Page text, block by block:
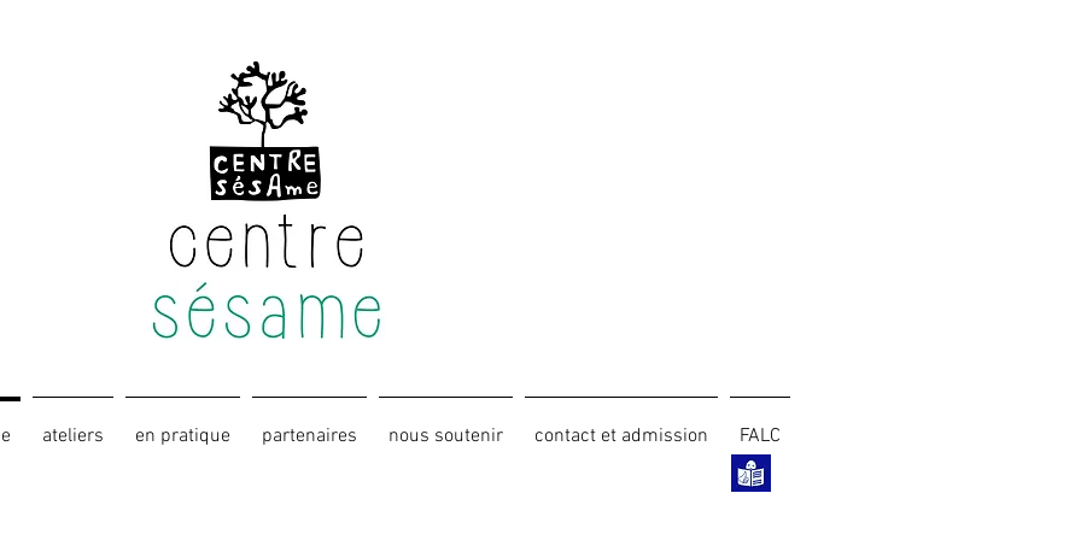
ateliers en pratique partenaires nous soutenir contact et admission FALC